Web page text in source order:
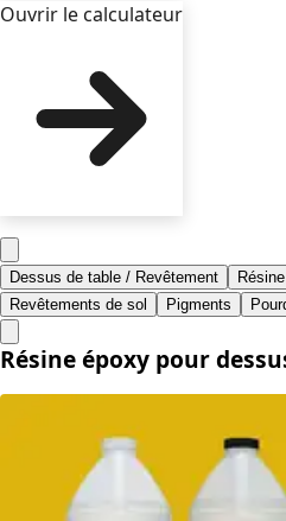
Ouvrir le calculateur
Dessus de table / Revêtement
Revêtements de sol
Pigments
Résine époxy pour